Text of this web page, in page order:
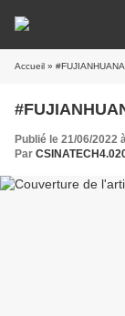
Accueil »
Publié le 21/06/2022
Par